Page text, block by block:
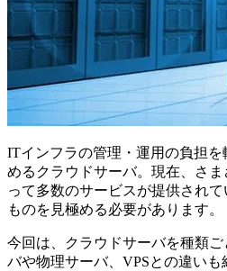
ITインフラの管理・運用の負担
めるクラウドサーバ。現在、さ
って多数のサービスが提供され
ものを見極める必要があります。
今回は、クラウドサーバを種類
バや物理サーバ、VPSとの違い